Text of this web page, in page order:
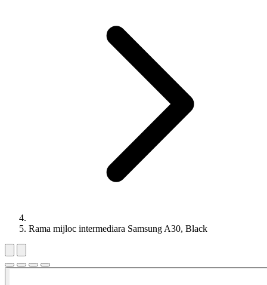
Rama mijloc intermediara Samsung A30, Black